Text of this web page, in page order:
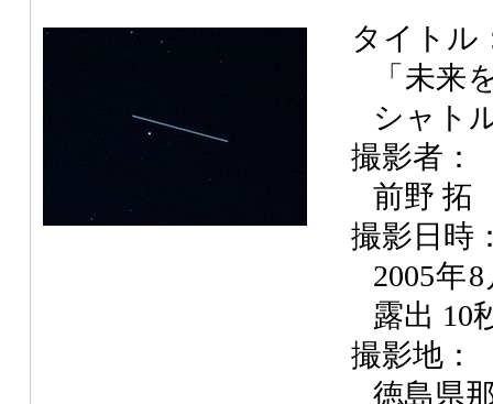
タイトル
「未来
シャト
撮影者：
前野 拓
撮影日時
2005年
露出 10
撮影地：
徳島県